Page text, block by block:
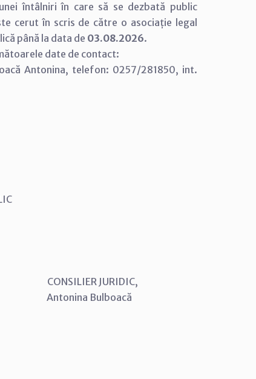
întâlniri în care să se dezbată public
cerut în scris de către o asociație legal
până la data de 03.08.2026.
date de contact:
Antonina, telefon: 0257/281850, int.
JURIDIC,
Bulboacă